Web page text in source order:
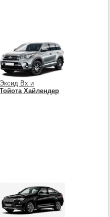
Эксид Вх и
Тойота Хайлендер